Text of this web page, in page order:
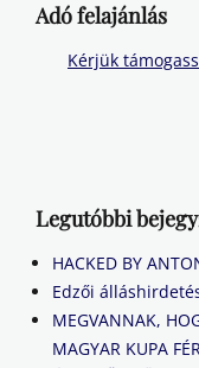
Adó felajánlás
Kérjük
Legutóbbi
HACKED BY
Edzői
MEGVANNAK,
MAGYAR KUPA